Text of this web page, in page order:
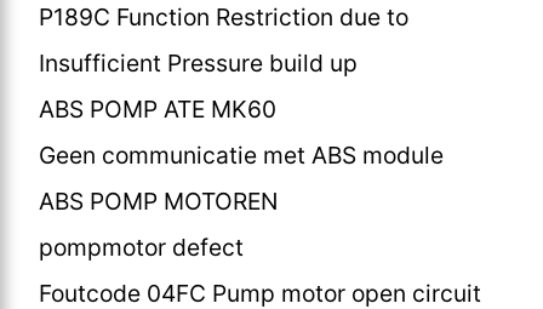
P189C Function Restriction due to
Insufficient Pressure build up
ABS POMP ATE MK60
Geen communicatie met ABS module
ABS POMP MOTOREN
pompmotor defect
Foutcode 04FC Pump motor open circuit